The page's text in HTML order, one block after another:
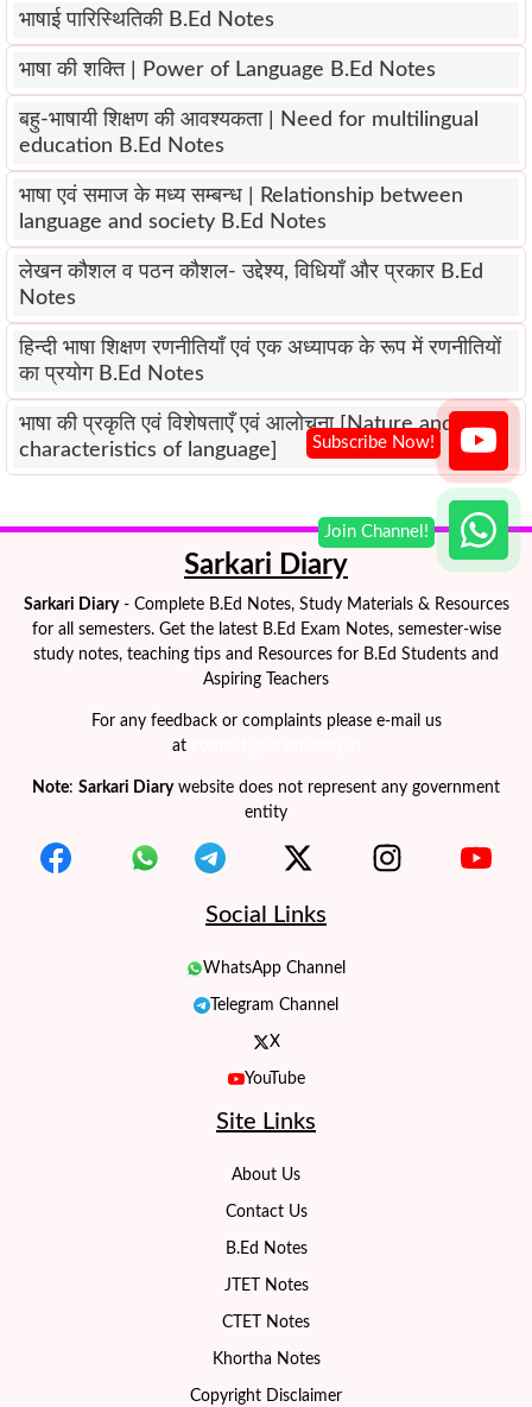
भाषाई पारिस्थितिकी B.Ed Notes
भाषा की शक्ति | Power of Language B.Ed Notes
बहु-भाषायी शिक्षण की आवश्यकता | Need for multilingual
education B.Ed Notes
भाषा एवं समाज के मध्य सम्बन्ध | Relationship between
language and society B.Ed Notes
लेखन कौशल व पठन कौशल- उद्देश्य, विधियाँ और प्रकार B.Ed
Notes
हिन्दी भाषा शिक्षण रणनीतियाँ एवं एक अध्यापक के रूप में रणनीतियों
का प्रयोग B.Ed Notes
भाषा की प्रकृति एवं विशेषताएँ एवं आलोचना [Nature and
characteristics of language]
Sarkari Diary
Sarkari Diary- Complete B.Ed Notes, Study Materials & Resources
for all semesters. Get the latest B.Ed Exam Notes, semester-wise
study notes, teaching tips and Resources for B.Ed Students and
Aspiring Teachers
For any feedback or complaints please e-mail us
at
Note: Sarkari Diarywebsite does not represent any government
entity
Social Links
WhatsApp Channel
Telegram Channel
X
YouTube
Site Links
About Us
Contact Us
B.Ed Notes
JTET Notes
CTET Notes
Khortha Notes
Copyright Disclaimer